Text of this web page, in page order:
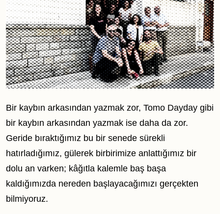
Bir kaybın arkasından yazmak zor, Tomo Dayday gibi
bir kaybın arkasından yazmak ise daha da zor.
Geride bıraktığımız bu bir senede sürekli
hatırladığımız, gülerek birbirimize anlattığımız bir
dolu an varken; kâğıtla kalemle baş başa
kaldığımızda nereden başlayacağımızı gerçekten
bilmiyoruz.